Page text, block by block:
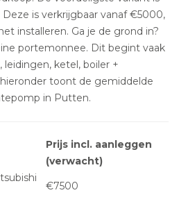
is verkrijgbaar vanaf €5000,
installeren. Ga je de grond in?
portemonnee. Dit begint vaak
ketel, boiler +
toont de gemiddelde
in Putten.
Prijs incl. aanleggen
(verwacht)
€7500